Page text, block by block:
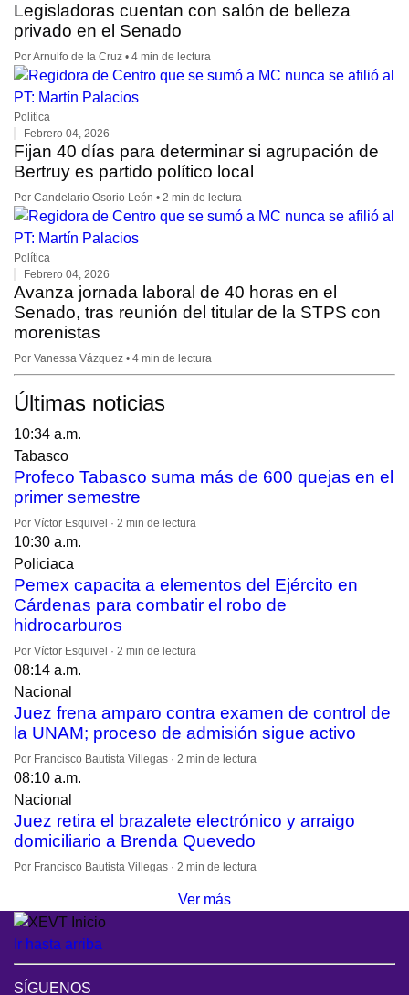
Legisladoras cuentan con salón de belleza
privado en el Senado
Por Arnulfo de la Cruz • 4 min de lectura
Política
Febrero 04, 2026
Fijan 40 días para determinar si agrupación de
Bertruy es partido político local
Por Candelario Osorio León • 2 min de lectura
Política
Febrero 04, 2026
Avanza jornada laboral de 40 horas en el
Senado, tras reunión del titular de la STPS con
morenistas
Por Vanessa Vázquez • 4 min de lectura
Últimas noticias
10:34 a.m.
Tabasco
Profeco Tabasco suma más de 600 quejas en el
primer semestre
Por Víctor Esquivel · 2 min de lectura
10:30 a.m.
Policiaca
Pemex capacita a elementos del Ejército en
Cárdenas para combatir el robo de
hidrocarburos
Por Víctor Esquivel · 2 min de lectura
08:14 a.m.
Nacional
Juez frena amparo contra examen de control de
la UNAM; proceso de admisión sigue activo
Por Francisco Bautista Villegas · 2 min de lectura
08:10 a.m.
Nacional
Juez retira el brazalete electrónico y arraigo
domiciliario a Brenda Quevedo
Por Francisco Bautista Villegas · 2 min de lectura
Ver más
Ir hasta arriba
SÍGUENOS